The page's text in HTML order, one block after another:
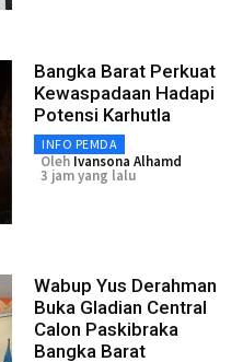
Bangka Barat Perkuat
Kewaspadaan Hadapi
Potensi Karhutla
INFO PEMDA
Oleh Ivansona Alhamd
3 jam yang lalu
Wabup Yus Derahman
Buka Gladian Central
Calon Paskibraka
Bangka Barat